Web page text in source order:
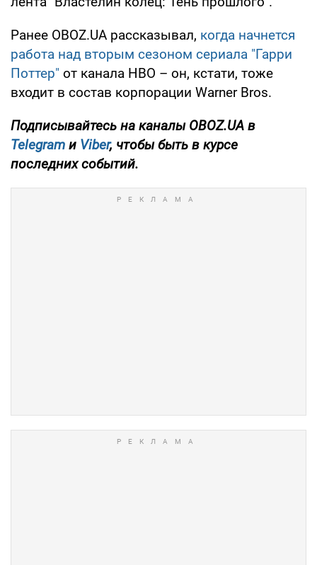
Ранее OBOZ.UA рассказывал, когда начнется
работа над вторым сезоном сериала "Гарри
Поттер" от канала HBO – он, кстати, тоже
входит в состав корпорации Warner Bros.
Подписывайтесь на каналы OBOZ.UA в
Telegram и Viber, чтобы быть в курсе
последних событий.